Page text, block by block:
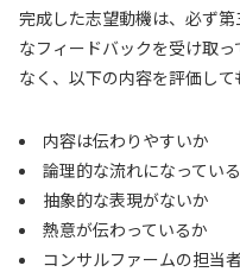
完成した志望動機は、必ず
なフィードバックを受け取
なく、以下の内容を評価して
内容は伝わりやすいか
論理的な流れになってい
抽象的な表現がないか
熱意が伝わっているか
コンサルファームの担当